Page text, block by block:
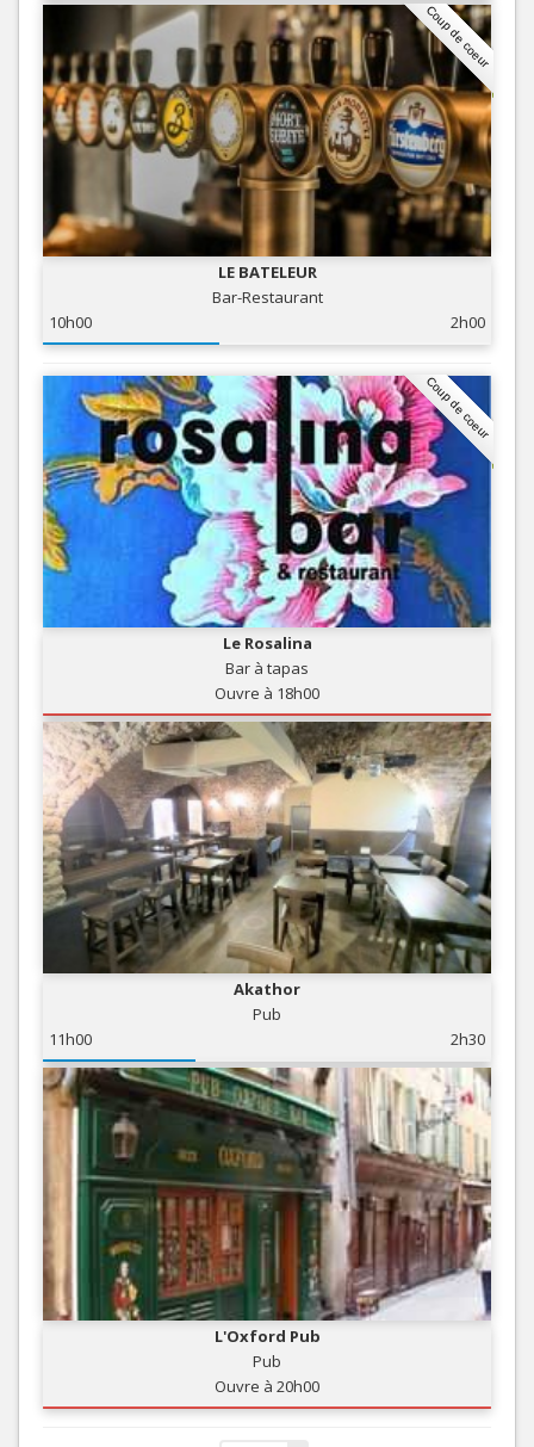
Coup de coeur
LE BATELEUR
Bar-Restaurant
10h00
2h00
Coup de coeur
Le Rosalina
Bar à tapas
Ouvre à 18h00
Akathor
Pub
11h00
2h30
L'Oxford Pub
Pub
Ouvre à 20h00